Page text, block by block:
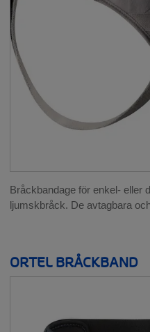
Bråckbandage för enkel- eller
ljumskbråck. De avtagbara
ORTEL BRÅCKBAND